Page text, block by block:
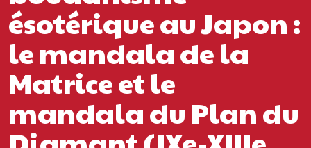
ésotérique au Japon :
le mandala de la
Matrice et le
mandala du Plan du